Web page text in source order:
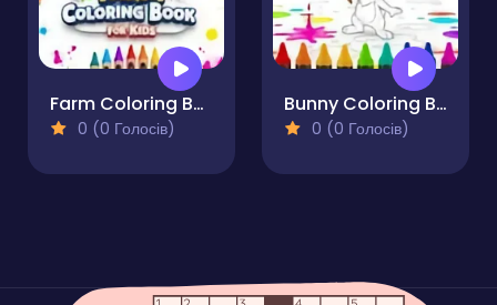
Farm Coloring Book for Kids
0 (0 Голосів)
Bunny Coloring Book for Kids
0 (0 Голосів)